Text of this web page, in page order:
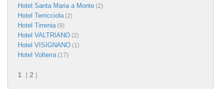
Hotel Santa Maria a Monte (2)
Hotel Terricciola(2)
Hotel Tirrenia(9)
Hotel VALTRIANO (2)
Hotel VISIGNANO (1)
Hotel Volterra(17)
1 | 2 |